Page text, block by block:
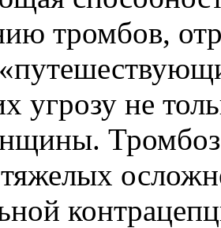
тромбов,
угрозу не
Тромбоз